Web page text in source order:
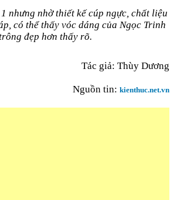
nhưng nhờ thiết kế cúp ngực, chất liệu
có thể thấy vóc dáng của Ngọc Trinh
đẹp hơn thấy rõ.
Tác giả: Thùy Dương
Nguồn tin: kienthuc.net.vn